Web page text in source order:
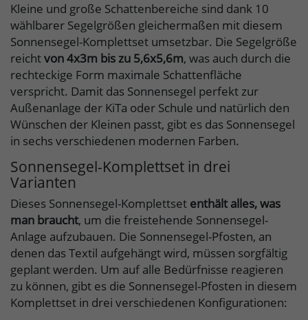
Kleine und große Schattenbereiche sind dank 10
wählbarer Segelgrößen gleichermaßen mit diesem
Sonnensegel-Komplettset umsetzbar. Die Segelgröße
reichtvon 4x3m bis zu 5,6x5,6m, was auch durch die
rechteckige Form maximale Schattenfläche
verspricht. Damit das Sonnensegel perfekt zur
Außenanlage der KiTa oder Schule und natürlich den
Wünschen der Kleinen passt, gibt es das Sonnensegel
in sechs verschiedenen modernen Farben.
Sonnensegel-Komplettset in drei
Varianten
Dieses Sonnensegel-Komplettset enthält alles, was
man braucht, um die freistehende Sonnensegel-
Anlage aufzubauen. Die Sonnensegel-Pfosten, an
denen das Textil aufgehängt wird, müssen sorgfältig
geplant werden. Um auf alle Bedürfnisse reagieren
zu können, gibt es die Sonnensegel-Pfosten in diesem
Komplettset in drei verschiedenen Konfigurationen: